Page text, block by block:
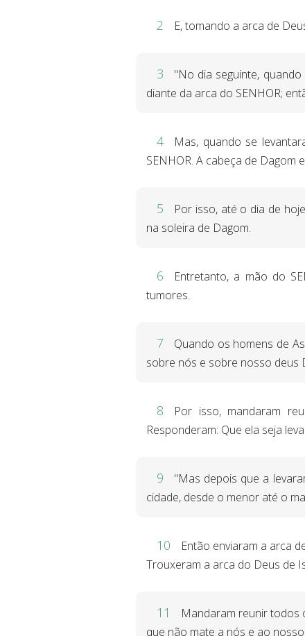
2 E, tomando a arca de
3
"No dia seguinte,
diante da arca do SENHOR;
4
Mas, quando se
SENHOR. A cabeça de
5
Por isso, até o dia de
na soleira de Dagom.
6
Entretanto, a mão do
tumores.
7
Quando os homens de
sobre nós e sobre nosso deus
8
Por isso, mandaram
Responderam: Que ela seja
9
"Mas depois que a
cidade, desde o menor até o
10
Então enviaram a arca
Trouxeram a arca do Deus de
11
Mandaram reunir todos
que não mate a nós e ao